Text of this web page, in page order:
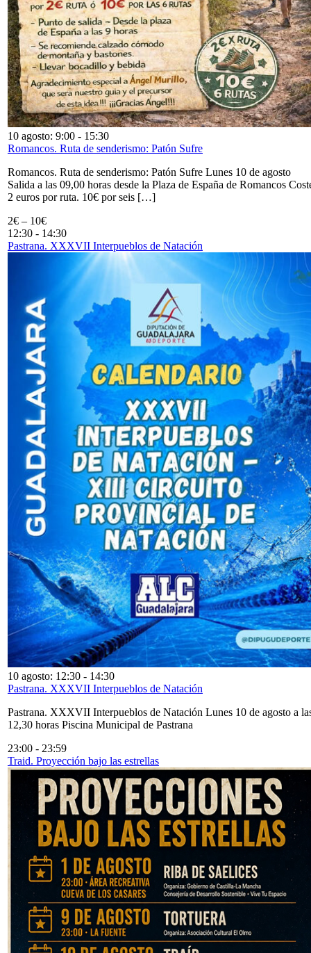
10 agosto: 9:00 - 15:30
Romancos. Ruta de senderismo: Patón Sufre
Romancos. Ruta de senderismo: Patón Sufre Lunes 10 de agosto
Salida a las 09,00 horas desde la Plaza de España de Romancos
2 euros por ruta. 10€ por seis […]
2€ – 10€
12:30 - 14:30
Pastrana. XXXVII Interpueblos de Natación
10 agosto: 12:30 - 14:30
Pastrana. XXXVII Interpueblos de Natación
Pastrana. XXXVII Interpueblos de Natación Lunes 10 de agosto a
12,30 horas Piscina Municipal de Pastrana
23:00 - 23:59
Traid. Proyección bajo las estrellas